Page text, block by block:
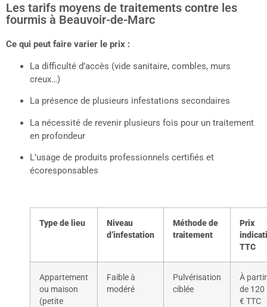
Les tarifs moyens de traitements contre les
fourmis à Beauvoir-de-Marc
Ce qui peut faire varier le prix :
La difficulté d’accès (vide sanitaire, combles, murs
creux…)
La présence de plusieurs infestations secondaires
La nécessité de revenir plusieurs fois pour un traitement
en profondeur
L’usage de produits professionnels certifiés et
écoresponsables
Type de lieu
Niveau
d’infestation
Méthode de
traitement
Prix
TTC
Appartement
ou maison
(petite
Faible à
modéré
Pulvérisation
ciblée
À partir
de 120
€ TTC